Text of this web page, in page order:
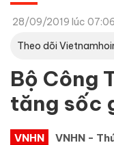
28/09/2019 lúc
Theo dõi
Bộ Công
tăng sốc
VNHN
VNHN -